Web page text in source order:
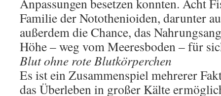
Anpassungen besetzen konnten. Acht
Familie der Notothenioiden, darunter
außerdem die Chance, das
Höhe – weg vom Meeresboden – für
Blut ohne rote Blutkörperchen
Es ist ein Zusammenspiel mehrerer
das Überleben in großer Kälte